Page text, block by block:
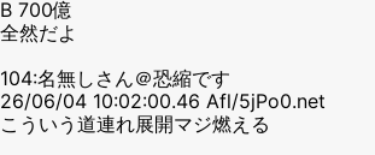
B 700億
全然だよ
104:名無しさん＠恐縮です
26/06/04 10:02:00.46 Afl/5jPo0.net
こういう道連れ展開マジ燃える